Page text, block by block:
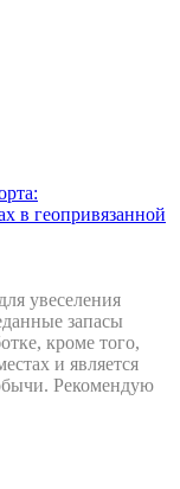
в геопривязанной
увеселения
запасы
кроме того,
и является
Рекомендую